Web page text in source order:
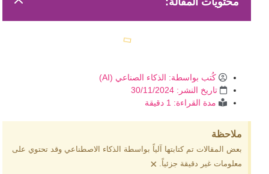
كُتب بواسطة:الذكاء الصناعي (AI)
تاريخ النشر:30/11/2024
مدة القراءة: 1 دقيقة
ملاحظة
بعض المقالات تم كتابتها آلياً بواسطة الذكاء الاصطناعي وقد تحتوي على
معلومات غير دقيقة جزئياً. ×